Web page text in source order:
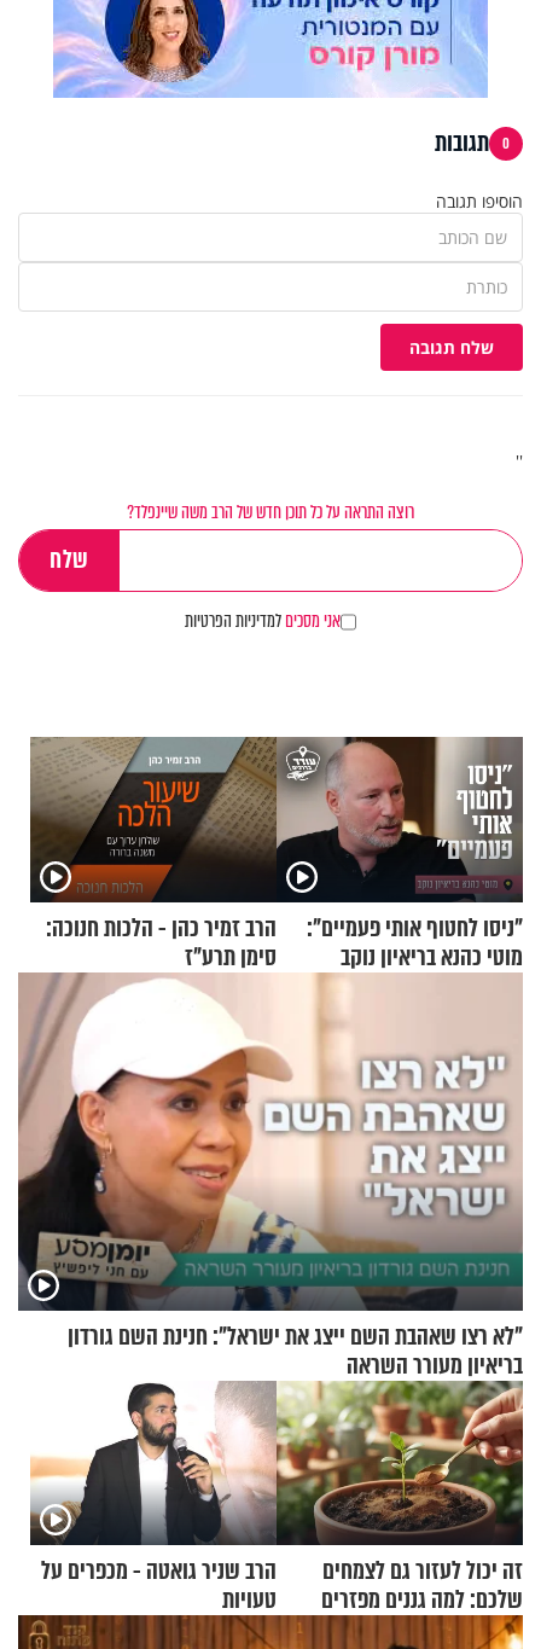
0 תגובות
הוסיפו תגובה
שלח תגובה
''
רוצה התראה על כל תוכן חדש של הרב משה שיינפלד?
אני מסכיםלמדיניות הפרטיות
"ניסו לחטוף אותי פעמיים":
מוטי כהנא בריאיון נוקב
הרב זמיר כהן - הלכות חנוכה:
סימן תרע"ז
"לא רצו שאהבת השם ייצג את ישראל": חנינת השם גורדון
בריאיון מעורר השראה
זה יכול לעזור גם לצמחים
שלכם: למה גננים מפזרים
קינמון בעציצים?
הרב שניר גואטה - מכפרים על
טעויות